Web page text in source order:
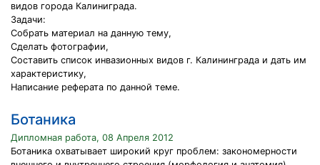
видов города Калиниграда.
Задачи:
Собрать материал на данную тему,
Сделать фотографии,
Составить список инвазионных видов г. Калининграда и дать им
характеристику,
Написание реферата по данной теме.
Ботаника
Дипломная работа, 08 Апреля 2012
Ботаника охватывает широкий круг проблем: закономерности